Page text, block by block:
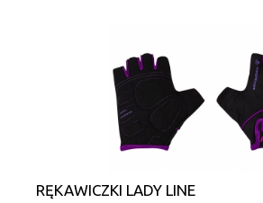
RĘKAWICZKI LADY LINE